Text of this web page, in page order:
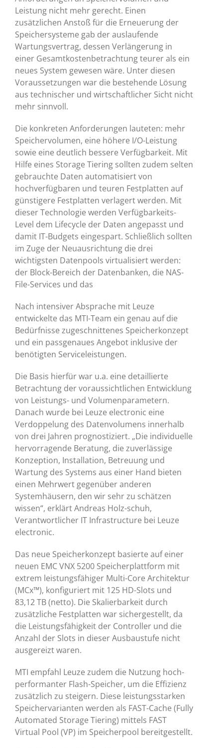
Leistung nicht mehr gerecht. Einen
zusätzlichen Anstoß für die Erneuerung der
Speichersysteme gab der auslaufende
Wartungsvertrag, dessen Verlängerung in
einer Gesamtkostenbetrachtung teurer als ein
neues System gewesen wäre. Unter diesen
Voraussetzungen war die bestehende Lösung
aus technischer und wirtschaftlicher Sicht nicht
mehr sinnvoll.
Die konkreten Anforderungen lauteten: mehr
Speichervolumen, eine höhere I/O-Leistung
sowie eine deutlich bessere Verfügbarkeit. Mit
Hilfe eines Storage Tiering sollten zudem selten
gebrauchte Daten automatisiert von
hochverfügbaren und teuren Festplatten auf
günstigere Festplatten verlagert werden. Mit
dieser Technologie werden Verfügbarkeits-
Level dem Lifecycle der Daten angepasst und
damit IT-Budgets eingespart. Schließlich sollten
im Zuge der Neuausrichtung die drei
wichtigsten Datenpools virtualisiert werden:
der Block-Bereich der Datenbanken, die NAS-
File-Services und das
Nach intensiver Absprache mit Leuze
entwickelte das MTI-Team ein genau auf die
Bedürfnisse zugeschnittenes Speicherkonzept
und ein passgenaues Angebot inklusive der
benötigten Serviceleistungen.
Die Basis hierfür war u.a. eine detaillierte
Betrachtung der voraussichtlichen Entwicklung
von Leistungs- und Volumenparametern.
Danach wurde bei Leuze electronic eine
Verdoppelung des Datenvolumens innerhalb
von drei Jahren prognostiziert. „Die individuelle
hervorragende Beratung, die zuverlässige
Konzeption, Installation, Betreuung und
Wartung des Systems aus einer Hand bieten
einen Mehrwert gegenüber anderen
Systemhäusern, den wir sehr zu schätzen
wissen“, erklärt Andreas Holz-schuh,
Verantwortlicher IT Infrastructure bei Leuze
electronic.
Das neue Speicherkonzept basierte auf einer
neuen EMC VNX 5200 Speicherplattform mit
extrem leistungsfähiger Multi-Core Architektur
(MCx™), konfiguriert mit 125 HD-Slots und
83,12 TB (netto). Die Skalierbarkeit durch
zusätzliche Festplatten war sichergestellt, da
die Leistungsfähigkeit der Controller und die
Anzahl der Slots in dieser Ausbaustufe nicht
ausgereizt waren.
MTI empfahl Leuze zudem die Nutzung hoch-
performanter Flash-Speicher, um die Effizienz
zusätzlich zu steigern. Diese leistungsstarken
Speichervarianten werden als FAST-Cache (Fully
Automated Storage Tiering) mittels FAST
Virtual Pool (VP) im Speicherpool bereitgestellt.